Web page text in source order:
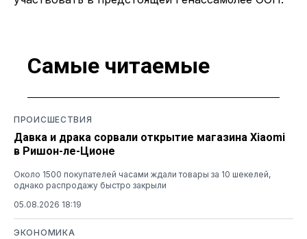
Самые читаемые
ПРОИСШЕСТВИЯ
Давка и драка сорвали открытие магазина Xiaomi
в Ришон-ле-Ционе
Около 1500 покупателей часами ждали товары за 10 шекелей,
однако распродажу быстро закрыли
05.08.2026 18:19
ЭКОНОМИКА